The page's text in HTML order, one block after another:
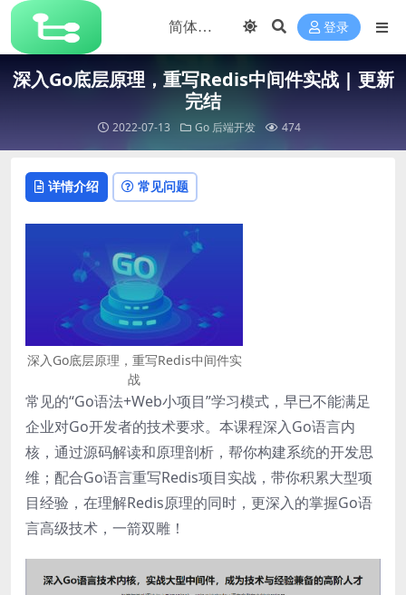
登录
深入Go底层原理，重写Redis中间件实战 | 更新
完结
2022-07-13 Go 后端开发 474
详情介绍 常见问题
深入Go底层原理，重写Redis中间件实
战
常见的“Go语法+Web小项目”学习模式，早已不能满足
企业对Go开发者的技术要求。本课程深入Go语言内
核，通过源码解读和原理剖析，帮你构建系统的开发思
维；配合Go语言重写Redis项目实战，带你积累大型项
目经验，在理解Redis原理的同时，更深入的掌握Go语
言高级技术，一箭双雕！